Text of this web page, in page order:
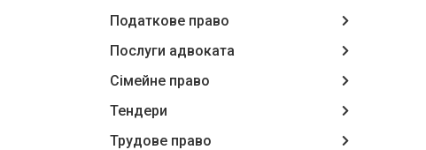
Податкове право
Послуги адвоката
Сімейне право
Тендери
Трудове право